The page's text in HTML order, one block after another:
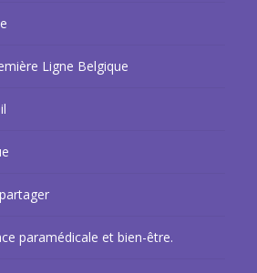
Ligne Belgique
paramédicale et bien-être.